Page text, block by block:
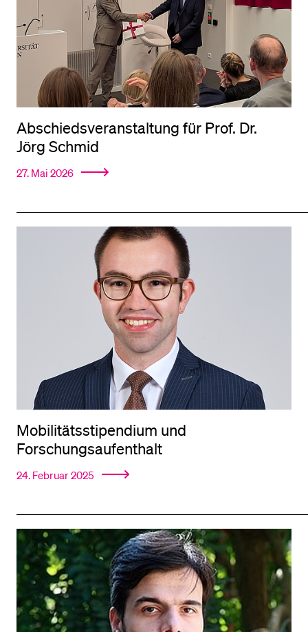
Abschiedsveranstaltung für Prof. Dr.
Jörg Schmid
27. Mai 2026
Mobilitätsstipendium und
Forschungsaufenthalt
24. Februar 2025
BELIEBTE INHALTE
Vorlesungsverzeichnis
Bibliothek
Menuplan Mensa
Anmeldung und Zulassung